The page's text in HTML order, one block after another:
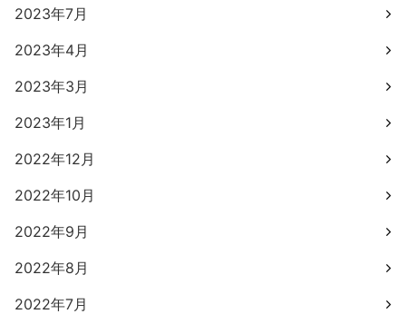
2023年7月
2023年4月
2023年3月
2023年1月
2022年12月
2022年10月
2022年9月
2022年8月
2022年7月